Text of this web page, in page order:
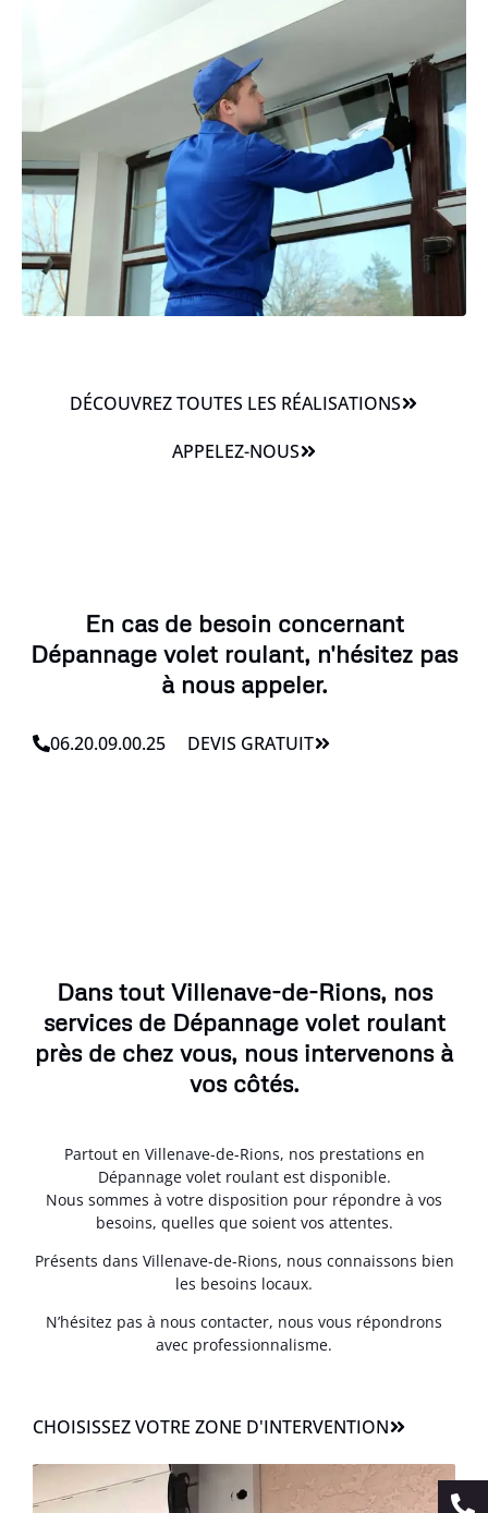
DÉCOUVREZ TOUTES LES RÉALISATIONS
APPELEZ-NOUS
En cas de besoin concernant
Dépannage volet roulant, n'hésitez pas
à nous appeler.
06.20.09.00.25 DEVIS GRATUIT
Dans tout Villenave-de-Rions, nos
services de Dépannage volet roulant
près de chez vous, nous intervenons à
vos côtés.
Partout en Villenave-de-Rions, nos prestations en
Dépannage volet roulant est disponible.
Nous sommes à votre disposition pour répondre à vos
besoins, quelles que soient vos attentes.
Présents dans Villenave-de-Rions, nous connaissons bien
les besoins locaux.
N’hésitez pas à nous contacter, nous vous répondrons
avec professionnalisme.
CHOISISSEZ VOTRE ZONE D'INTERVENTION